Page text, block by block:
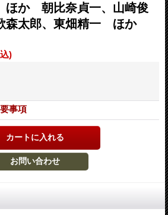
か 朝比奈貞一、山崎俊
森太郎、東畑精一 ほか
)
事項